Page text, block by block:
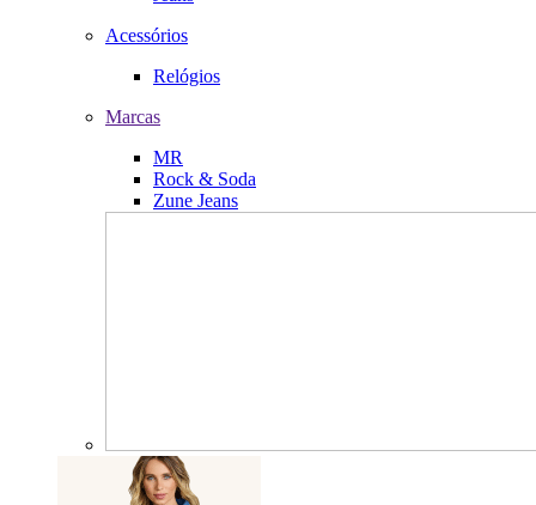
Acessórios
Relógios
Marcas
MR
Rock & Soda
Zune Jeans